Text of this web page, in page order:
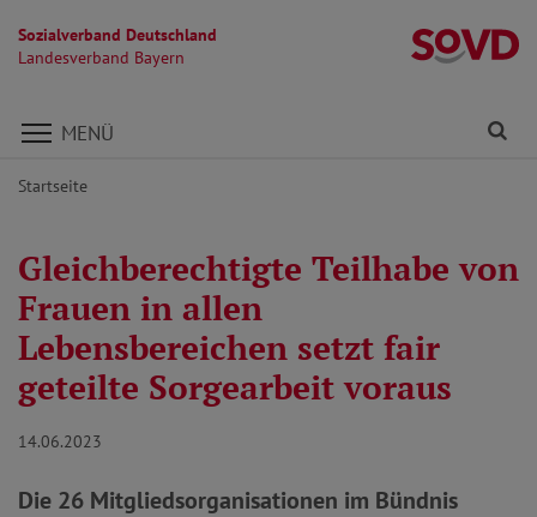
Sozialverband Deutschland
Landesverband Bayern
Direkt zu den Inhalten springen
MENÜ
Startseite
Gleichberechtigte Teilhabe von
Frauen in allen
Lebensbereichen setzt fair
geteilte Sorgearbeit voraus
14.06.2023
Die 26 Mitgliedsorganisationen im Bündnis